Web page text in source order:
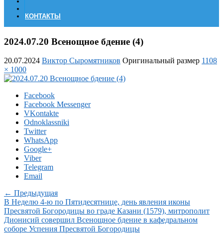
КОНТАКТЫ
2024.07.20 Всенощное бдение (4)
20.07.2024 Виктор Сыромятников Оригинальный размер 1108
× 1000
Facebook
Facebook Messenger
VKontakte
Odnoklassniki
Twitter
WhatsApp
Google+
Viber
Telegram
Email
← Предыдущая
В Неделю 4-ю по Пятидесятнице, день явления иконы
Пресвятой Богородицы во граде Казани (1579), митрополит
Дионисий совершил Всенощное бдение в кафедральном
соборе Успения Пресвятой Богородицы